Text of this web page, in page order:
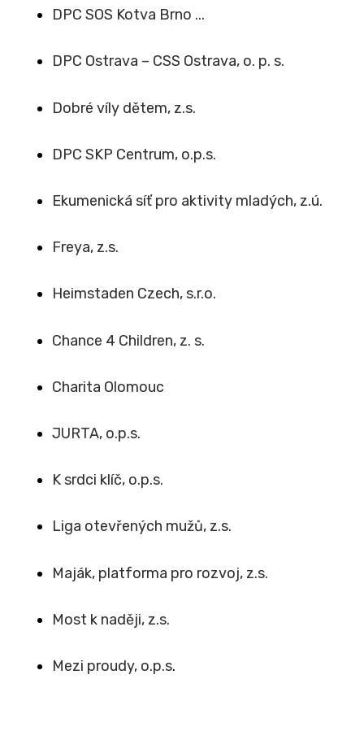
DPC SOS Kotva Brno ...
DPC Ostrava – CSS Ostrava, o. p. s.
Dobré víly dětem, z.s.
DPC SKP Centrum, o.p.s.
Ekumenická síť pro aktivity mladých, z.ú.
Freya, z.s.
Heimstaden Czech, s.r.o.
Chance 4 Children, z. s.
Charita Olomouc
JURTA, o.p.s.
K srdci klíč, o.p.s.
Liga otevřených mužů, z.s.
Maják, platforma pro rozvoj, z.s.
Most k naději, z.s.
Mezi proudy, o.p.s.